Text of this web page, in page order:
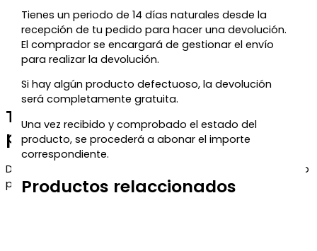
Tienes un periodo de 14 días naturales desde la
recepción de tu pedido para hacer una devolución.
El comprador se encargará de gestionar el envío
para realizar la devolución.
Si hay algún producto defectuoso, la devolución
será completamente gratuita.
Una vez recibido y comprobado el estado del
producto, se procederá a abonar el importe
correspondiente.
Productos relaccionados
Te regalamos un 5% de descuento
para tu próxima compra
Déjanos tu correo y te enviaremos el código de descuento
para que puedas aprovecharlo en tu próximo pedido.